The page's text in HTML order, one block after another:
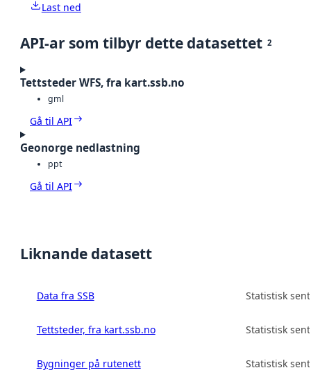
Last ned
API-ar som tilbyr dette datasettet 2
Tettsteder WFS, fra kart.ssb.no
gml
Gå til API
Geonorge nedlastning
ppt
Gå til API
Liknande datasett
Data fra SSB Statistisk
Tettsteder, fra kart.ssb.no Statistisk
Bygninger på rutenett Statistisk